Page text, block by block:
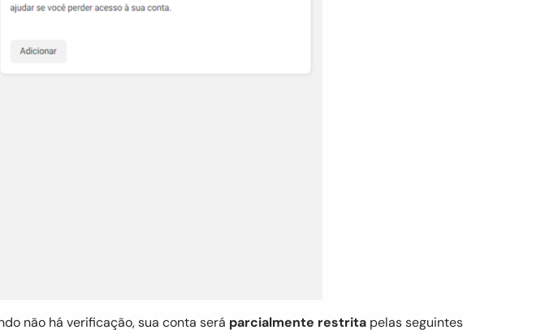
não há verificação, sua conta será parcialmente restrita pelas seguintes